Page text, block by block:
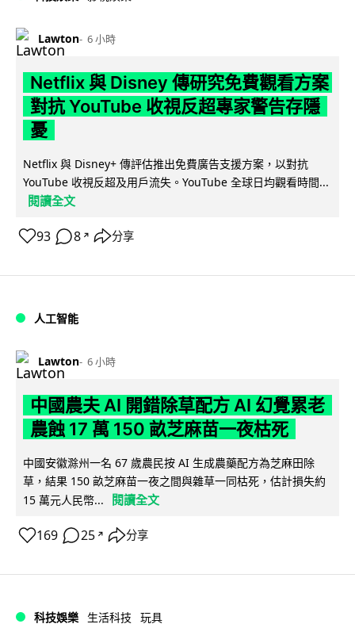
Lawton 6 小時
Netflix 與 Disney 傳研究免費觀看方案
對抗 YouTube 收視反超專家警告存隱
憂
Netflix 與 Disney+ 傳評估推出免費廣告支援方案，以對抗
YouTube 收視反超及用戶流失。YouTube 全球日均觀看時間...
閱讀全文
93 8 ↗ 分享
人工智能
Lawton 6 小時
中國農夫 AI 開錯除草配方 AI 幻覺累老
農蝕 17 萬 150 畝芝麻苗一夜枯死
中國安徽滁州一名 67 歲農民按 AI 生成農藥配方為芝麻田除
草，結果 150 畝芝麻苗一夜之間與雜草一同枯死，估計損失約
15 萬元人民幣...
閱讀全文
169 25 ↗ 分享
科技娛樂 生活科技 玩具